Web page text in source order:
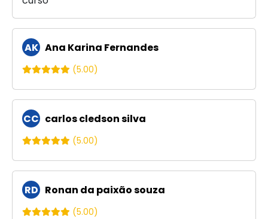
AK Ana Karina Fernandes
(5.00)
CC carlos cledson silva
(5.00)
RD Ronan da paixão souza
(5.00)